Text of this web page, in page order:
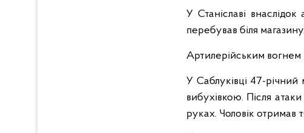
У Станіславі
перебував біля магазину.
Артилерійським вогнем
У Саблуківці 47-річний
вибухівкою. Після
руках. Чоловік отримав